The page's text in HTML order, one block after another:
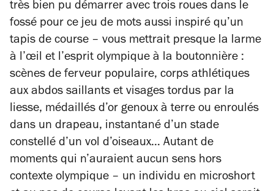
très bien pu démarrer avec trois roues dans le
fossé pour ce jeu de mots aussi inspiré qu’un
tapis de course – vous mettrait presque la larme
à l’œil et l’esprit olympique à la boutonnière :
scènes de ferveur populaire, corps athlétiques
aux abdos saillants et visages tordus par la
liesse, médaillés d’or genoux à terre ou enroulés
dans un drapeau, instantané d’un stade
constellé d’un vol d’oiseaux… Autant de
moments qui n’auraient aucun sens hors
contexte olympique – un individu en microshort